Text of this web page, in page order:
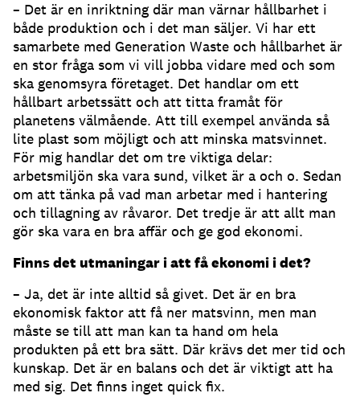
– Det är en inriktning där man värnar hållbarhet i
både produktion och i det man säljer. Vi har ett
samarbete med Generation Waste och hållbarhet är
en stor fråga som vi vill jobba vidare med och som
ska genomsyra företaget. Det handlar om ett
hållbart arbetssätt och att titta framåt för
planetens välmående. Att till exempel använda så
lite plast som möjligt och att minska matsvinnet.
För mig handlar det om tre viktiga delar:
arbetsmiljön ska vara sund, vilket är a och o. Sedan
om att tänka på vad man arbetar med i hantering
och tillagning av råvaror. Det tredje är att allt man
gör ska vara en bra affär och ge god ekonomi.
Finns det utmaningar i att få ekonomi i det?
– Ja, det är inte alltid så givet. Det är en bra
ekonomisk faktor att få ner matsvinn, men man
måste se till att man kan ta hand om hela
produkten på ett bra sätt. Där krävs det mer tid och
kunskap. Det är en balans och det är viktigt att ha
med sig. Det finns inget quick fix.